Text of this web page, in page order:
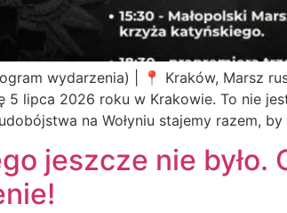
wydarzenia) | 📍 Kraków, Marsz
5 lipca 2026 roku w Krakowie. To nie
na Wołyniu stajemy razem,
jeszcze nie było.